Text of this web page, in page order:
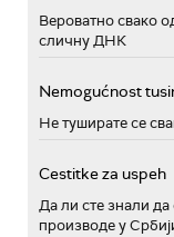
Вероватно свако
сличну ДНК
Nemogućnost
Не туширате се
Cestitke za uspeh
Да ли сте знали
производе у